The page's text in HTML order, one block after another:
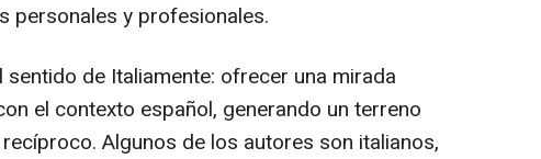
personales y profesionales.
de Italiamente: ofrecer una mirada
el contexto español, generando un terreno
Algunos de los autores son italianos,